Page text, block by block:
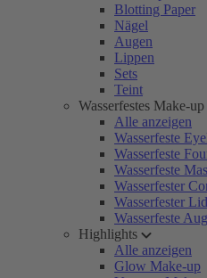
Blotting Paper
Nägel
Augen
Lippen
Sets
Teint
Wasserfestes Make-up
Alle anzeigen
Wasserfeste
Wasserfeste
Wasserfeste
Wasserfester
Wasserfester
Wasserfeste
Highlights
Alle anzeigen
Glow Make-up